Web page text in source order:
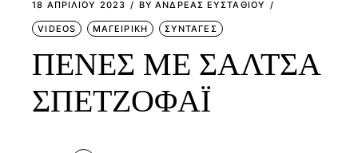
18 ΑΠΡΙΛΊΟΥ 2023 BY ΑΝΔΡΕΑΣ ΕΥΣΤΑΘΙΟΥ
VIDEOS ΜΑΓΕΙΡΙΚΗ ΣΥΝΤΑΓΕΣ
ΠΕΝΕΣ ME ΣΑΛΤΣΑ
ΣΠΕΤΖΟΦAΪ